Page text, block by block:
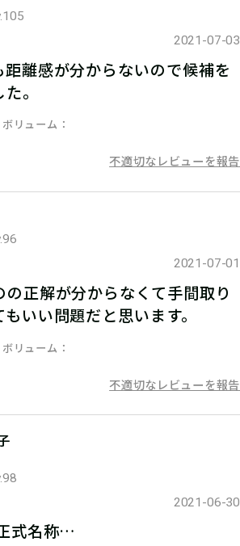
2021-07-03
離感が分からないので候補を
。
ボリューム
不適切なレビューを報告
2021-07-01
正解が分からなくて手間取り
いい問題だと思います。
ボリューム
不適切なレビューを報告
2021-06-30
式名称…